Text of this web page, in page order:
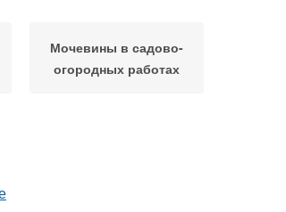
Мочевины в садово-
огородных работах